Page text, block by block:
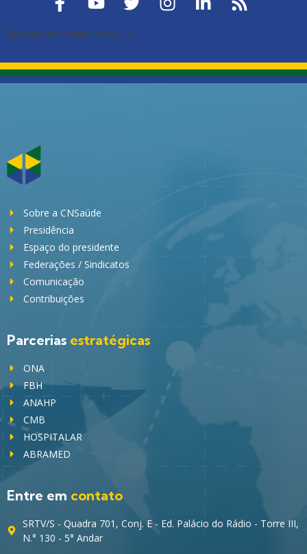
[instagram-feed feed=1]
Sobre a CNSaúde
Presidência
Espaço do presidente
Federações / Sindicatos
Comunicação
Contribuições
Parcerias estratégicas
ONA
FBH
ANAHP
CMB
HOSPITALAR
ABRAMED
Entre em contato
SRTV/S - Quadra 701, Conj. E - Ed. Palácio do Rádio - Torre III,
N.° 130 - 5° Andar